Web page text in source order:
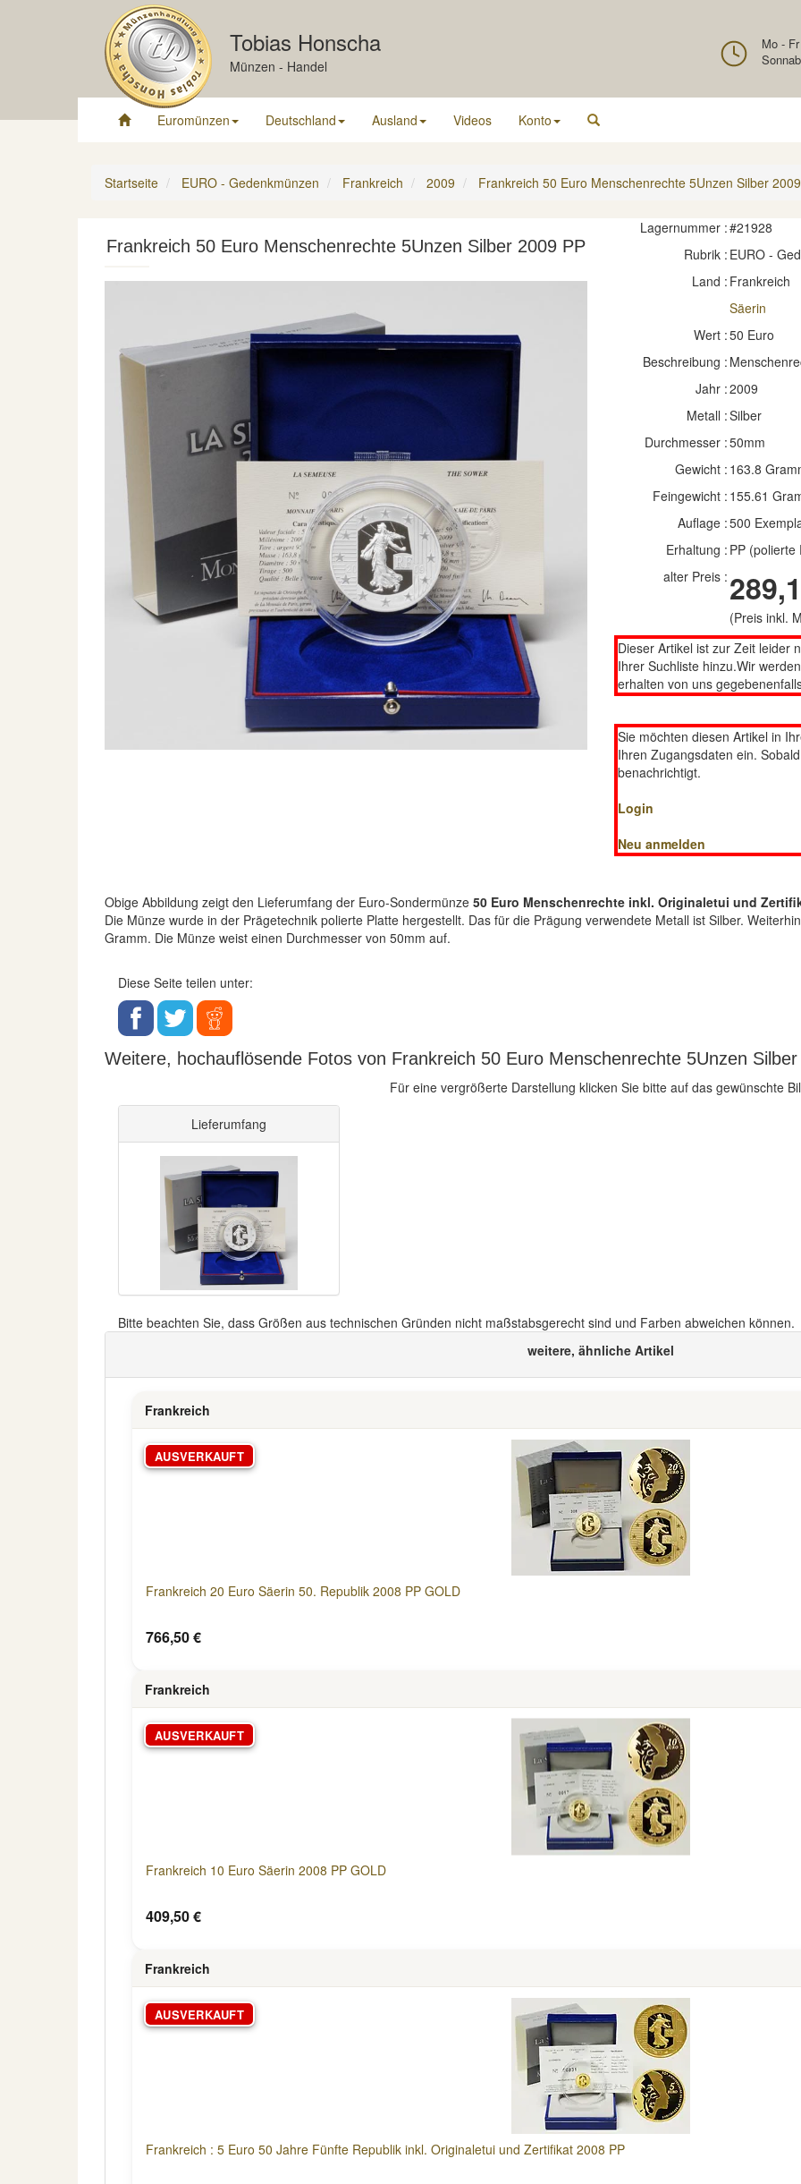
Tobias Honscha
Münzen - Handel
Mo -
Euromünzen Deutschland Ausland Videos Konto
Startseite EURO - Gedenkmünzen Frankreich 2009 Frankreich 50 Euro Menschenrechte 5Unzen Silber
Frankreich 50 Euro Menschenrechte 5Unzen Silber 2009 PP
Lagernummer :#21928
Rubrik : EURO -
Land : Frankreich
Säerin
Wert :50 Euro
Beschreibung :
Jahr :2009
Metall :Silber
Durchmesser :50mm
Gewicht : 163.8
Feingewicht : 155.61
Auflage :500
Erhaltung : PP (polierte
alter Preis :
(Preis inkl.
Dieser Artikel ist zur Zeit leider
Ihrer Suchliste hinzu.Wir
erhalten von uns
Sie möchten diesen Artikel in
Ihren Zugangsdaten ein.
benachrichtigt.
Login
Neu anmelden
Obige Abbildung zeigt den Lieferumfang der Euro-Sondermünze 50 Euro Menschenrechte inkl. Originaletui und
Die Münze wurde in der Prägetechnik polierte Platte hergestellt. Das für die Prägung verwendete Metall ist Silber.
Gramm. Die Münze weist einen Durchmesser von 50mm auf.
Diese Seite teilen unter:
Weitere, hochauflösende Fotos von Frankreich 50 Euro Menschenrechte 5Unzen
Für eine vergrößerte Darstellung klicken Sie bitte auf das gewünschte
Lieferumfang
Bitte beachten Sie, dass Größen aus technischen Gründen nicht maßstabsgerecht sind und Farben abweichen können.
weitere, ähnliche Artikel
Frankreich
AUSVERKAUFT
Frankreich 20 Euro Säerin 50. Republik 2008 PP GOLD
766,50 €
Frankreich
AUSVERKAUFT
Frankreich 10 Euro Säerin 2008 PP GOLD
409,50 €
Frankreich
AUSVERKAUFT
Frankreich : 5 Euro 50 Jahre Fünfte Republik inkl. Originaletui und Zertifikat 2008 PP